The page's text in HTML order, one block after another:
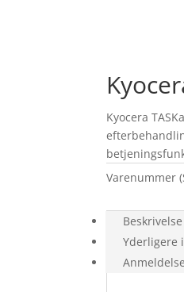
Kyocera
Varenummer
Beskrivelse
Yderligere